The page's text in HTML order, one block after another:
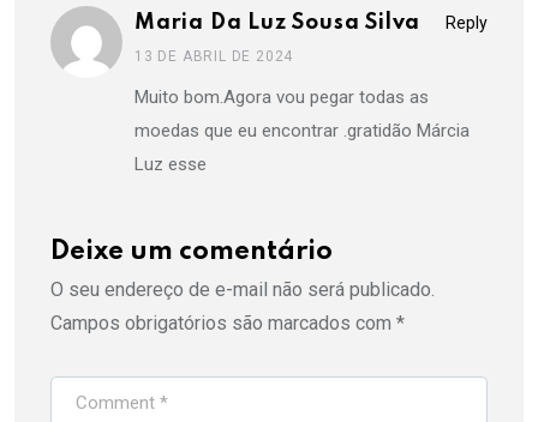
Reply
Maria Da Luz Sousa Silva
13 DE ABRIL DE 2024
Muito bom.Agora vou pegar todas as
moedas que eu encontrar .gratidão Márcia
Luz esse
Deixe um comentário
O seu endereço de e-mail não será publicado.
Campos obrigatórios são marcados com *